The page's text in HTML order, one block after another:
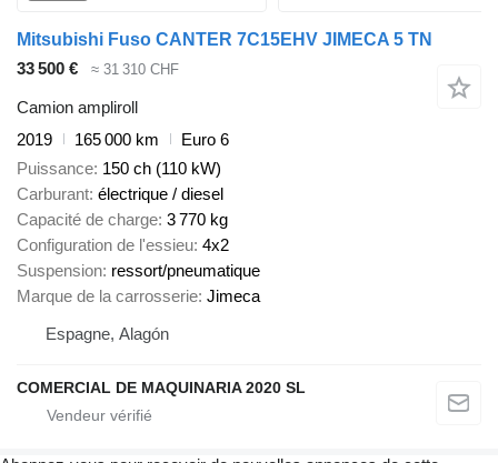
Mitsubishi Fuso CANTER 7C15EHV JIMECA 5 TN
33 500 €
≈ 31 310 CHF
Camion ampliroll
2019
165 000 km
Euro 6
Puissance 150 ch (110 kW)
Carburant électrique / diesel
Capacité de charge 3 770 kg
Configuration de l'essieu 4x2
Suspension ressort/pneumatique
Marque de la carrosserie Jimeca
Espagne, Alagón
COMERCIAL DE MAQUINARIA 2020 SL